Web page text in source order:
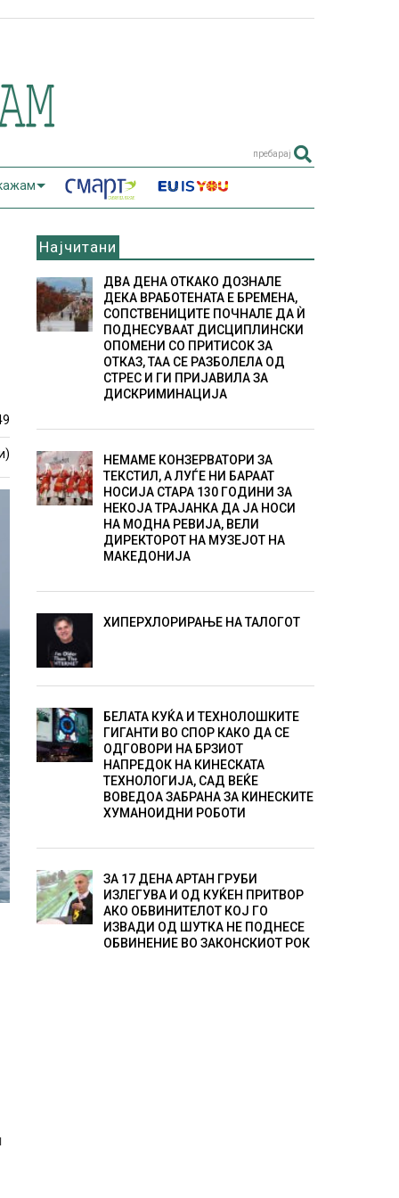
пребарај
Најчитани
ДВА ДЕНА ОТКАКО ДОЗНАЛЕ
ДЕКА ВРАБОТЕНАТА Е БРЕМЕНА,
СОПСТВЕНИЦИТЕ ПОЧНАЛЕ ДА Ѝ
ПОДНЕСУВААТ ДИСЦИПЛИНСКИ
ОПОМЕНИ СО ПРИТИСОК ЗА
ОТКАЗ, ТАА СЕ РАЗБОЛЕЛА ОД
СТРЕС И ГИ ПРИЈАВИЛА ЗА
ДИСКРИМИНАЦИЈА
НЕМАМЕ КОНЗЕРВАТОРИ ЗА
ТЕКСТИЛ, А ЛУЃЕ НИ БАРААТ
НОСИЈА СТАРА 130 ГОДИНИ ЗА
НЕКОЈА ТРАЈАНКА ДА ЈА НОСИ
НА МОДНА РЕВИЈА, ВЕЛИ
ДИРЕКТОРОТ НА МУЗЕЈОТ НА
МАКЕДОНИЈА
ХИПЕРХЛОРИРАЊЕ НА ТАЛОГОТ
БЕЛАТА КУЌА И ТЕХНОЛОШКИТЕ
ГИГАНТИ ВО СПОР КАКО ДА СЕ
ОДГОВОРИ НА БРЗИОТ
НАПРЕДОК НА КИНЕСКАТА
ТЕХНОЛОГИЈА, САД ВЕЌЕ
ВОВЕДОА ЗАБРАНА ЗА КИНЕСКИТЕ
ХУМАНОИДНИ РОБОТИ
ЗА 17 ДЕНА АРТАН ГРУБИ
ИЗЛЕГУВА И ОД КУЌЕН ПРИТВОР
АКО ОБВИНИТЕЛОТ КОЈ ГО
ИЗВАДИ ОД ШУТКА НЕ ПОДНЕСЕ
ОБВИНЕНИЕ ВО ЗАКОНСКИОТ РОК